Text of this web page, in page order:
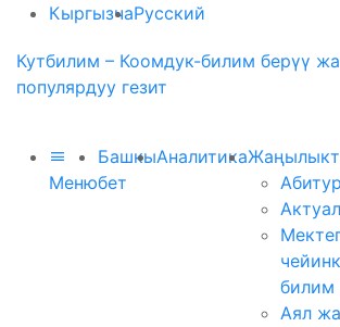
КыргызчаРусский
Кутбилим – Коомдук-билим берүү
популярдуу гезит
Меню
Башкы
бет
Аналитика
билим
Аял